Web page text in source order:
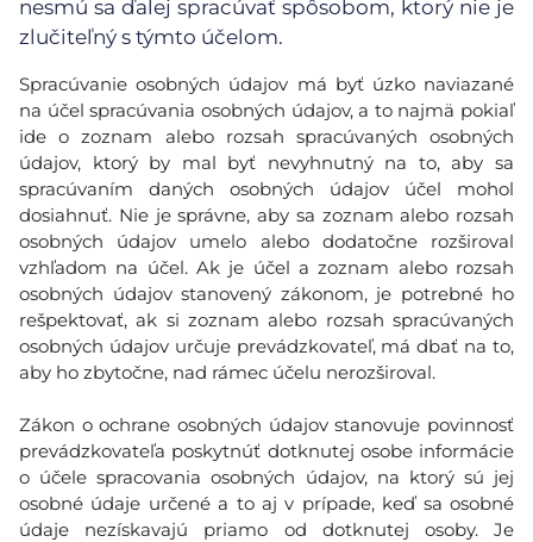
nesmú sa ďalej spracúvať spôsobom, ktorý nie je
zlučiteľný s týmto účelom.
Spracúvanie osobných údajov má byť úzko naviazané
na účel spracúvania osobných údajov, a to najmä pokiaľ
ide o zoznam alebo rozsah spracúvaných osobných
údajov, ktorý by mal byť nevyhnutný na to, aby sa
spracúvaním daných osobných údajov účel mohol
dosiahnuť. Nie je správne, aby sa zoznam alebo rozsah
osobných údajov umelo alebo dodatočne rozširoval
vzhľadom na účel. Ak je účel a zoznam alebo rozsah
osobných údajov stanovený zákonom, je potrebné ho
rešpektovať, ak si zoznam alebo rozsah spracúvaných
osobných údajov určuje prevádzkovateľ, má dbať na to,
aby ho zbytočne, nad rámec účelu nerozširoval.
Zákon o ochrane osobných údajov stanovuje povinnosť
prevádzkovateľa poskytnúť dotknutej osobe informácie
o účele spracovania osobných údajov, na ktorý sú jej
osobné údaje určené a to aj v prípade, keď sa osobné
údaje nezískavajú priamo od dotknutej osoby. Je